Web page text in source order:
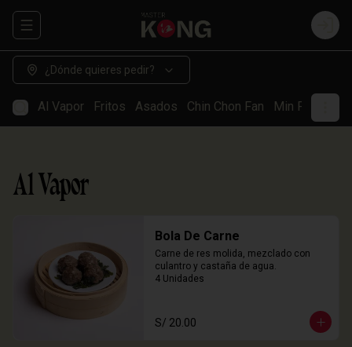
Abrir menu de navegación Login
¿Dónde quieres pedir?
Al Vapor Fritos Asados Chin Chon Fan Min Paos
Al Vapor
Bola De Carne
Carne de res molida, mezclado con
culantro y castaña de agua.
4 Unidades
S/ 20.00